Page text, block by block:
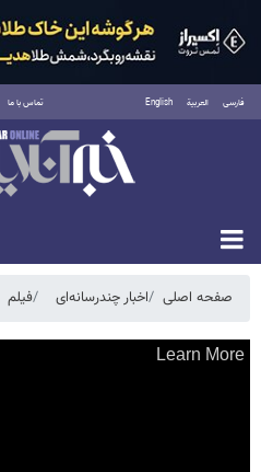
فارسی العربية English تماس با ما
پنجشنبه ۱۵ مرداد ۱۴۰۵
صفحه اصلی اخبار چندرسانه‌ای فیلم